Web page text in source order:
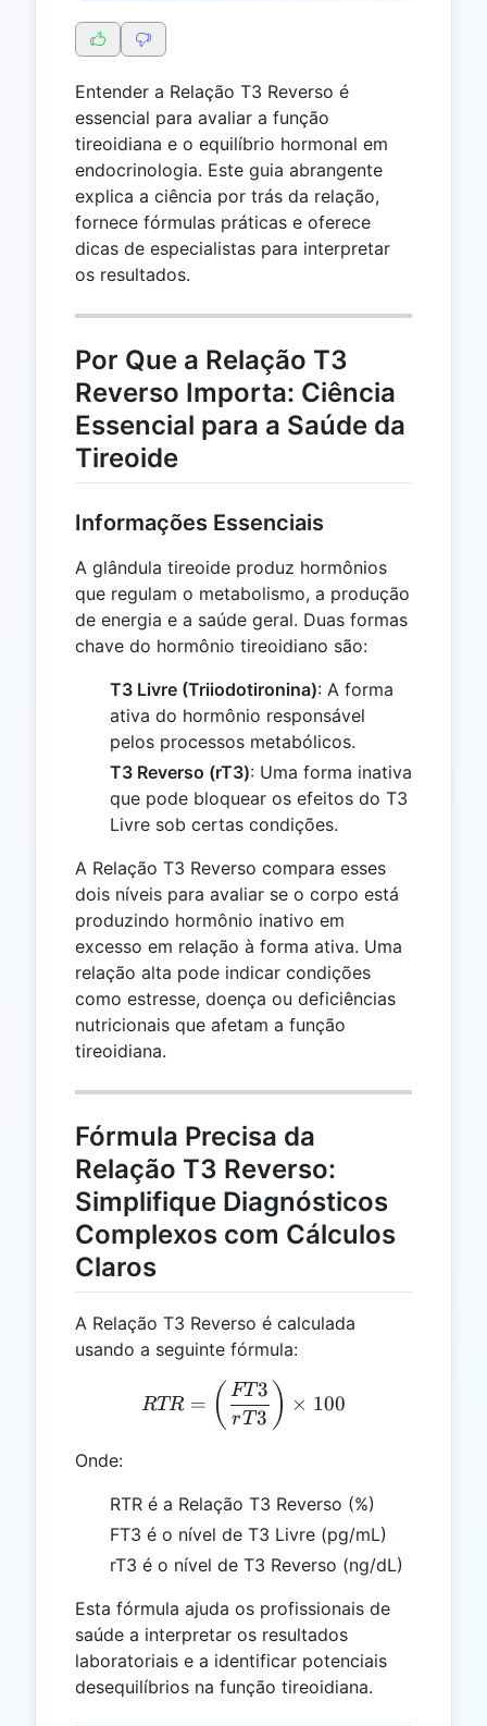
Entender a Relação T3 Reverso é
essencial para avaliar a função
tireoidiana e o equilíbrio hormonal em
endocrinologia. Este guia abrangente
explica a ciência por trás da relação,
fornece fórmulas práticas e oferece
dicas de especialistas para interpretar
os resultados.
Por Que a Relação T3
Reverso Importa: Ciência
Essencial para a Saúde da
Tireoide
Informações Essenciais
A glândula tireoide produz hormônios
que regulam o metabolismo, a produção
de energia e a saúde geral. Duas formas
chave do hormônio tireoidiano são:
T3 Livre (Triiodotironina): A forma
ativa do hormônio responsável
pelos processos metabólicos.
T3 Reverso (rT3): Uma forma inativa
que pode bloquear os efeitos do T3
Livre sob certas condições.
A Relação T3 Reverso compara esses
dois níveis para avaliar se o corpo está
produzindo hormônio inativo em
excesso em relação à forma ativa. Uma
relação alta pode indicar condições
como estresse, doença ou deficiências
nutricionais que afetam a função
tireoidiana.
Fórmula Precisa da
Relação T3 Reverso:
Simplifique Diagnósticos
Complexos com Cálculos
Claros
A Relação T3 Reverso é calculada
usando a seguinte fórmula:
RTR =
RTR = ( rT 3
FT 3 ) × 100
Onde:
RTR é a Relação T3 Reverso (%)
FT3 é o nível de T3 Livre (pg/mL)
rT3 é o nível de T3 Reverso (ng/dL)
Esta fórmula ajuda os profissionais de
saúde a interpretar os resultados
laboratoriais e a identificar potenciais
desequilíbrios na função tireoidiana.